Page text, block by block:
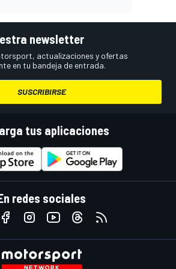
newsletter
actualizaciones y ofertas
en tu bandeja de entrada.
SUSCRIBIRSE
tus aplicaciones
redes sociales